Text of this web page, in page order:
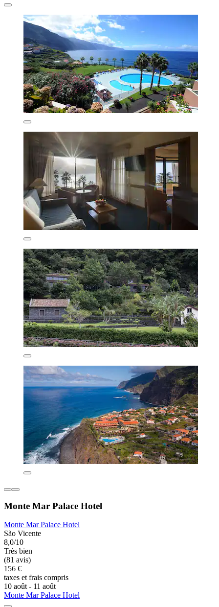
Monte Mar Palace Hotel
Monte Mar Palace Hotel
São Vicente
8,0/10
Très bien
(81 avis)
156 €
taxes et frais compris
10 août - 11 août
Monte Mar Palace Hotel